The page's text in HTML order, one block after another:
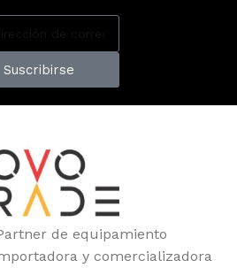
Suscribirse
de equipamiento
y comercializadora